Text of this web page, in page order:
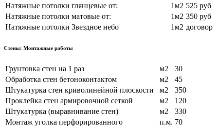
Натяжные потолки глянцевые от:
1м2 525 руб
Натяжные потолки матовые от:
1м2 350 руб
Натяжные потолки Звездное небо
1м2 договор
Стены: Монтажные работы
Грунтовка стен на 1 раз м2
30
Обработка стен бетоноконтактом
м2
45
Штукатурка стен криволинейной плоскости
м2
350
Проклейка стен армировочной сеткой
м2
120
Штукатурка (выравнивание стен)
м2
330
Монтаж уголка перфорированного
п.м. 70